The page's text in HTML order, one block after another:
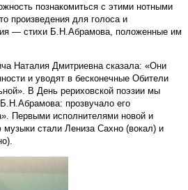
познакомиться с этими нотными
произведения для голоса и
— стихи Б.Н.Абрамова, положенные им
Наталия Дмитриевна сказала: «Они
и уводят в бесконечные Обители
В День рериховской поэзии мы
прозвучало его
Первыми исполнителями новой и
стали Лениза Сахно (вокал) и